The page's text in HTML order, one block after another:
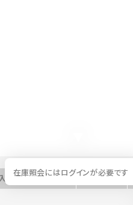
荷予定日
在庫照会にはログインが必要です
数量